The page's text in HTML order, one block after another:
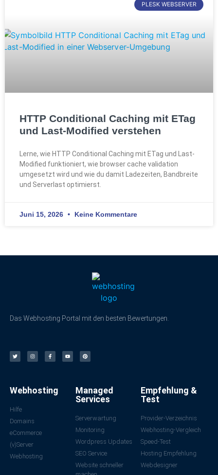
PLESK WEBSERVER
HTTP Conditional Caching mit ETag
und Last-Modified verstehen
Lerne, wie HTTP Conditional Caching mit ETag und Last-
Modified funktioniert, wie browser cache validation
umgesetzt wird und wie du damit Ladezeiten, Bandbreite
und Serverlast optimierst.
Juni 15, 2026 Keine Kommentare
Das Webhosting Portal mit den besten Bewertungen.
Webhosting
Hilfe
Domains
eCommerce
(v)Server
Webhosting
Managed
Services
Serverwartung
Monitoring
Wordpress Updates
SEO Service
Website schneller
Empfehlung &
Test
Provider-Verzeichnis
Webhosting-Vergleich
Speed-Test
Hosting Empfehlung
Webdesigner